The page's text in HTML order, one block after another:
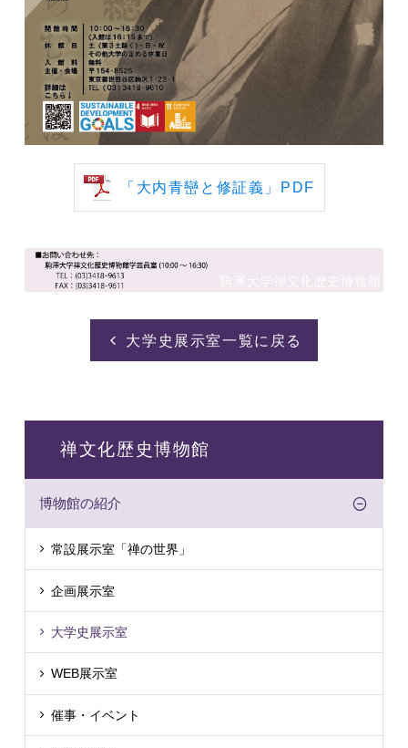
「大内青巒と修証義」PDF
大学史展示室一覧に戻る
禅文化歴史博物館
博物館の紹介
常設展示室「禅の世界」
企画展示室
大学史展示室
WEB展示室
催事・イベント